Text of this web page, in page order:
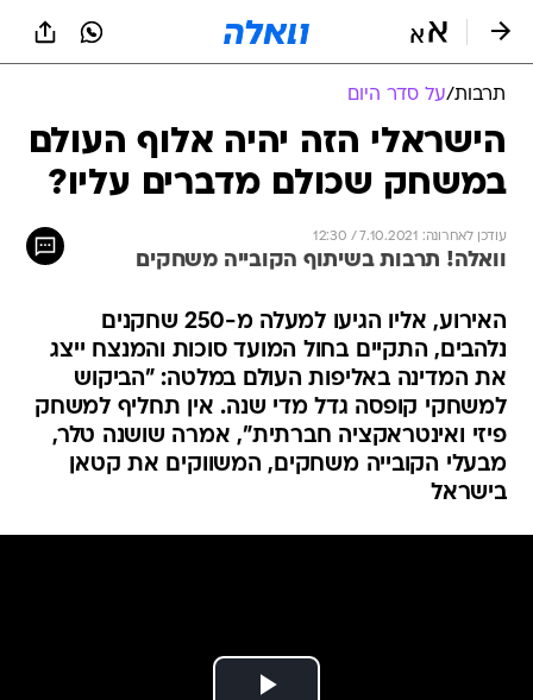
תרבות/על סדר היום
הישראלי הזה יהיה אלוף העולם
במשחק שכולם מדברים עליו?
עודכן לאחרונה: 7.10.2021 / 12:30
וואלה! תרבות בשיתוף הקובייה משחקים
האירוע, אליו הגיעו למעלה מ-250 שחקנים
נלהבים, התקיים בחול המועד סוכות והמנצח ייצג
את המדינה באליפות העולם במלטה: "הביקוש
למשחקי קופסה גדל מדי שנה. אין תחליף למשחק
פיזי ואינטראקציה חברתית", אמרה שושנה טלר,
מבעלי הקובייה משחקים, המשווקים את קטאן
בישראל